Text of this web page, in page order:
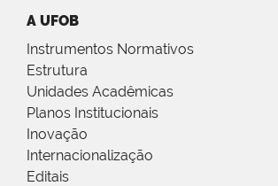
A UFOB
Instrumentos Normativos
Estrutura
Unidades Acadêmicas
Planos Institucionais
Inovação
Internacionalização
Editais